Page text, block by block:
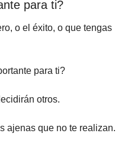
para ti?
o el éxito, o que tengas
para ti?
otros.
ajenas que no te realizan.